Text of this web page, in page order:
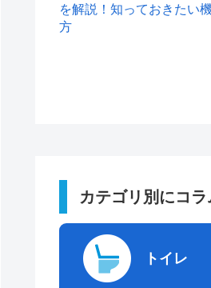
を解説！知っておきたい
方
カテゴリ別にコ
トイレ